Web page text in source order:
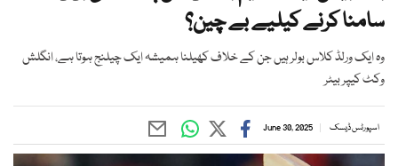
سامنا کرنے کیلیے بے چین؟
وہ ایک ورلڈ کلاس بولر ہیں جن کے خلاف کھیلنا ہمیشہ ایک چیلنج ہوتا ہے، انگلش
وکٹ کیپر بیٹر
اسپورٹس ڈیسک June 30, 2025